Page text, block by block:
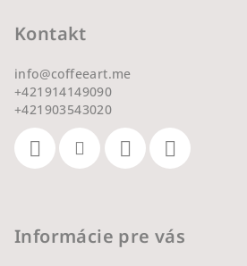
Kontakt
info@coffeeart.me
+421914149090
+421903543020
Informácie pre vás